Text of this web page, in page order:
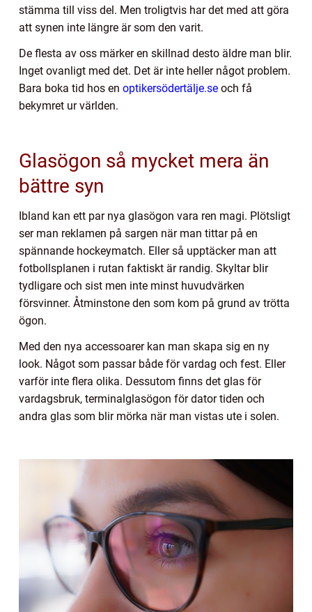
stämma till viss del. Men troligtvis har det med att göra
att synen inte längre är som den varit.
De flesta av oss märker en skillnad desto äldre man blir.
Inget ovanligt med det. Det är inte heller något problem.
Bara boka tid hos en optikersödertälje.se och få
bekymret ur världen.
Glasögon så mycket mera än
bättre syn
Ibland kan ett par nya glasögon vara ren magi. Plötsligt
ser man reklamen på sargen när man tittar på en
spännande hockeymatch. Eller så upptäcker man att
fotbollsplanen i rutan faktiskt är randig. Skyltar blir
tydligare och sist men inte minst huvudvärken
försvinner. Åtminstone den som kom på grund av trötta
ögon.
Med den nya accessoarer kan man skapa sig en ny
look. Något som passar både för vardag och fest. Eller
varför inte flera olika. Dessutom finns det glas för
vardagsbruk, terminalglasögon för dator tiden och
andra glas som blir mörka när man vistas ute i solen.